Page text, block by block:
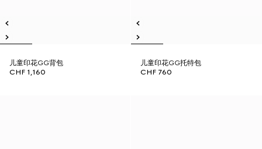
儿童印花GG背包
CHF 1,160
儿童印花GG托特包
CHF 760